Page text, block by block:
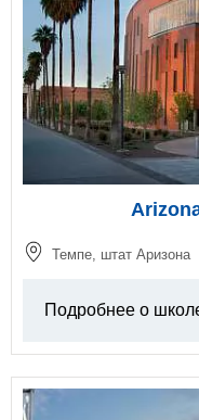
Темпе, штат Аризона
Подробнее о